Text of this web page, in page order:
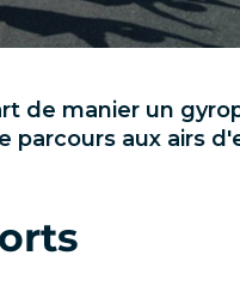
de manier un
parcours aux airs